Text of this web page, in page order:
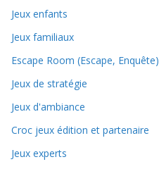
Jeux enfants
Jeux familiaux
Escape Room (Escape, Enquête)
Jeux de stratégie
Jeux d'ambiance
Croc jeux édition et partenaire
Jeux experts